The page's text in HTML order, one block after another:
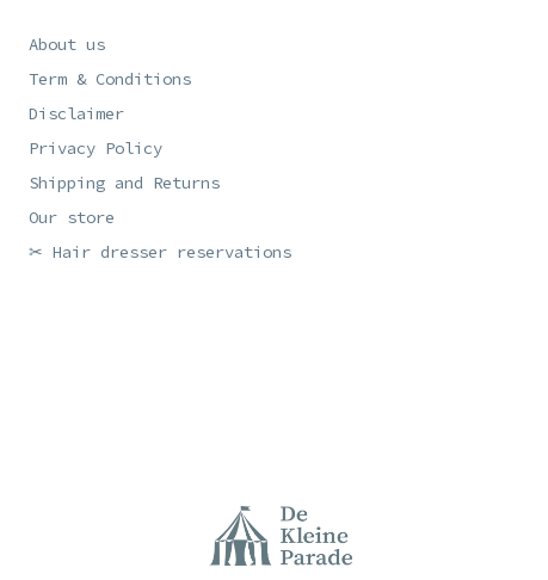
About us
Term & Conditions
Disclaimer
Privacy Policy
Shipping and Returns
Our store
✂ Hair dresser reservations